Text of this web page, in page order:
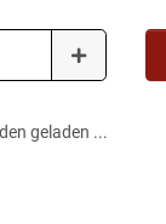
geladen ...